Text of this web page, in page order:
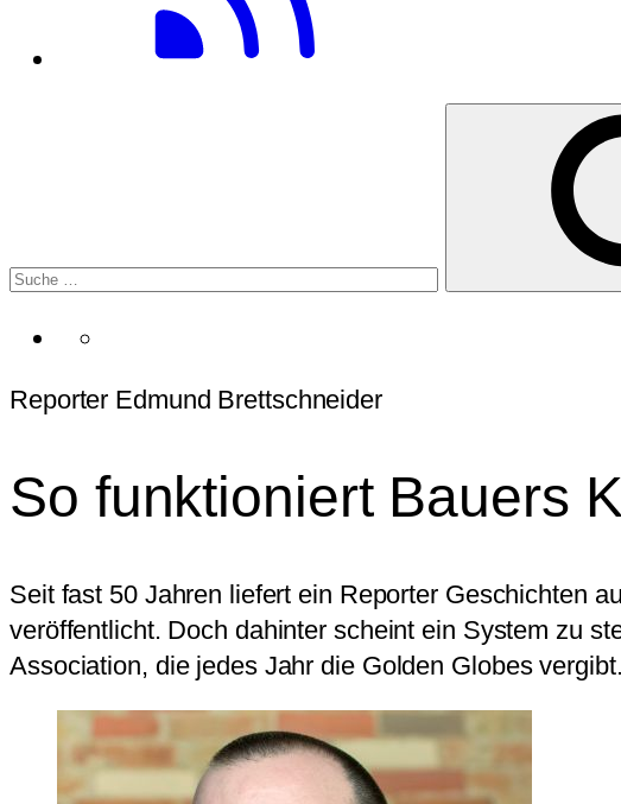
Reporter Edmund Brettschneider
So funktioniert Bauers
Seit fast 50 Jahren liefert ein Reporter Geschichten
veröffentlicht. Doch dahinter scheint ein System zu
Association, die jedes Jahr die Golden Globes vergibt.